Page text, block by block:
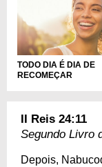
TODO DIA É DIA DE
RECOMEÇAR
II Reis 24:11
Segundo Livro
Depois,